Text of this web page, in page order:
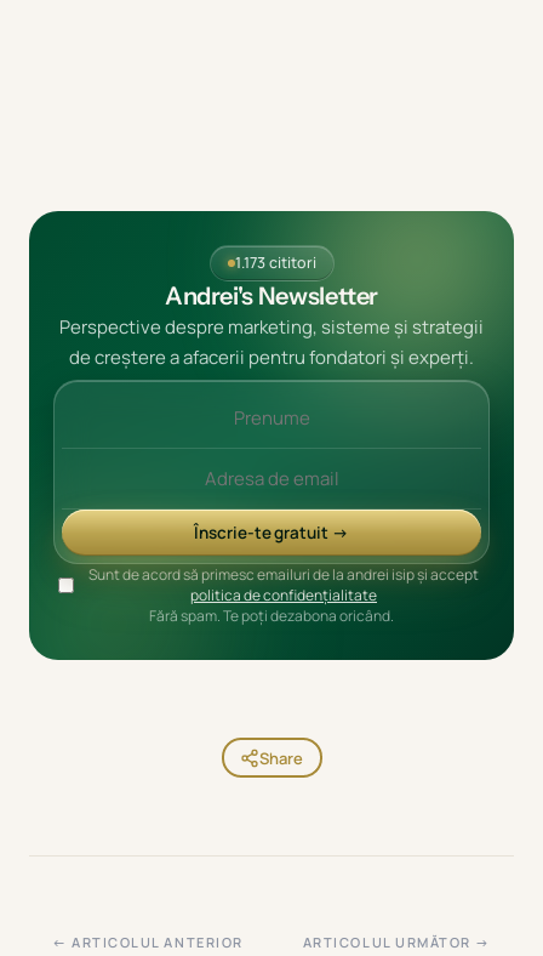
1.173 cititori
Andrei's Newsletter
Perspective despre marketing, sisteme și strategii
de creștere a afacerii pentru fondatori și experți.
Înscrie-te gratuit →
Sunt de acord să primesc emailuri de la andrei isip și accept
politica de confidențialitate
Fără spam. Te poți dezabona oricând.
Share
← ARTICOLUL ANTERIOR ARTICOLUL URMĂTOR →